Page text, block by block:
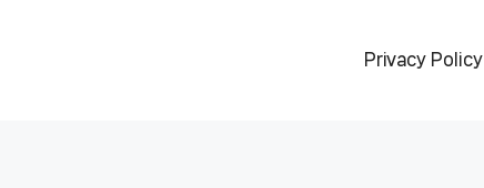
Privacy Policy